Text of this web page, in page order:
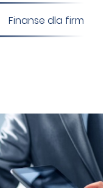
Finanse dla firm